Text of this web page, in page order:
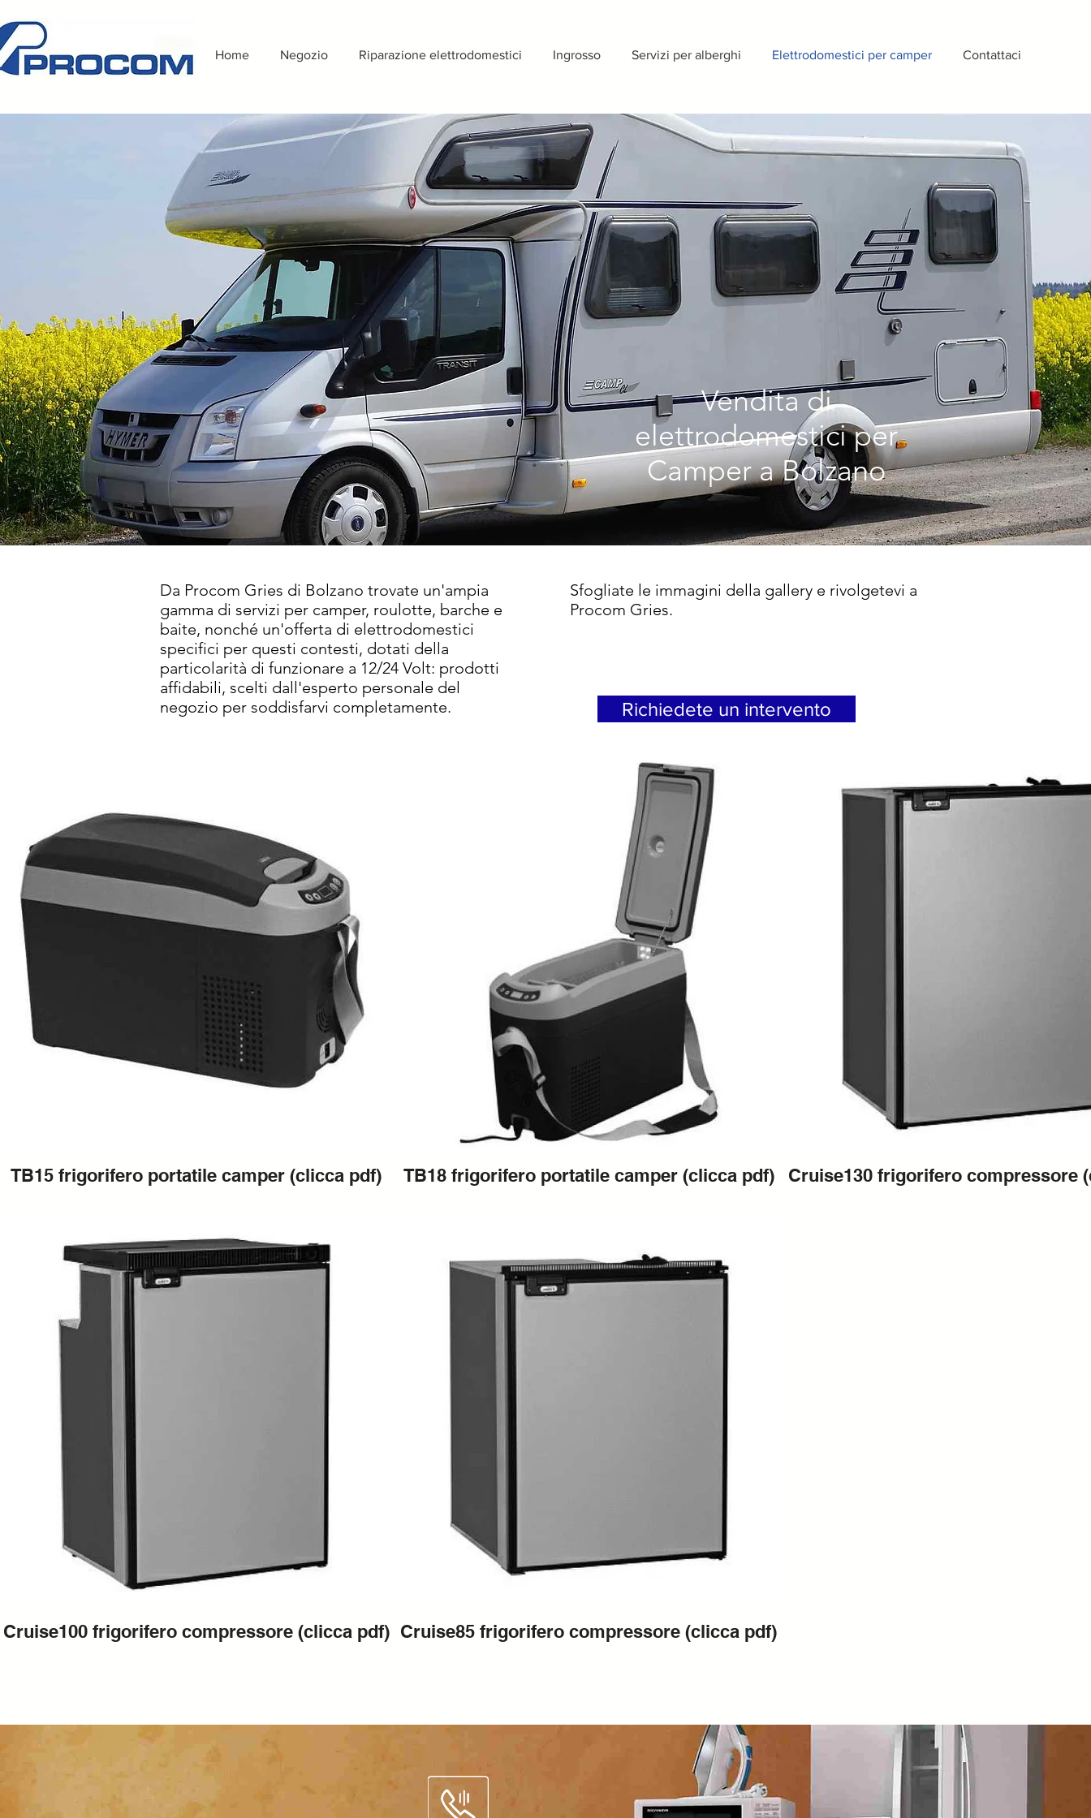
Home Negozio Riparazione elettrodomestici Ingrosso Servizi per alberghi Elettrodomestici per camper Contattaci
Vendita di
elettrodomestici per
Camper a Bolzano
Da Procom Gries di Bolzano trovate un'ampia
gamma di servizi per camper, roulotte, barche e
baite, nonché un'offerta di elettrodomestici
specifici per questi contesti, dotati della
particolarità di funzionare a 12/24 Volt: prodotti
affidabili, scelti dall'esperto personale del
negozio per soddisfarvi completamente.
Sfogliate le immagini della gallery e rivolgetevi a
Procom Gries.
Richiedete un intervento
TB15 frigorifero portatile camper (clicca pdf) TB18 frigorifero portatile camper (clicca pdf) Cruise130 frigorifero compressore
Cruise100 frigorifero compressore (clicca pdf) Cruise85 frigorifero compressore (clicca pdf)